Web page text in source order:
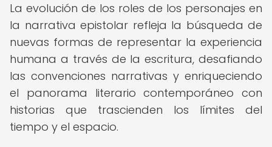
La evolución de los roles de los personajes en
la narrativa epistolar refleja la búsqueda de
nuevas formas de representar la experiencia
humana a través de la escritura, desafiando
las convenciones narrativas y enriqueciendo
el panorama literario contemporáneo con
historias que trascienden los límites del
tiempo y el espacio.